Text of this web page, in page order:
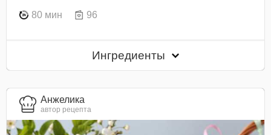
80 мин 96
Ингредиенты
Анжелика
автор рецепта